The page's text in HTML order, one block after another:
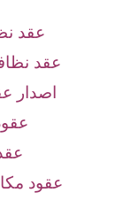
عقد
عقد
اصدار
عقود